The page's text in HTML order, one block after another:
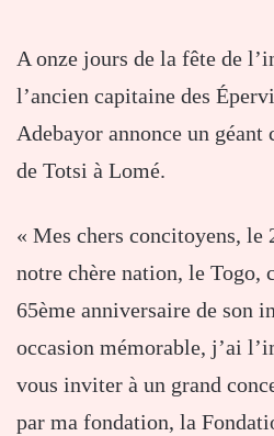
A onze jours de la fête de
l’ancien capitaine des
Adebayor annonce un
de Totsi à Lomé.
« Mes chers concitoyens, le
notre chère nation, le Togo,
65ème anniversaire de son
occasion mémorable, j’ai
vous inviter à un grand
par ma fondation, la